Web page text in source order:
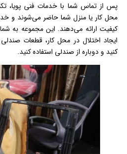
پس از تماس شما با خدمات فنی پویا،
محل کار یا منزل شما حاضر می‌شوند و
کیفیت ارائه می‌دهند. این مجموعه به
ایجاد اختلال در محل کار، قطعات
کنید و دوباره از صندلی استفاده کنید.